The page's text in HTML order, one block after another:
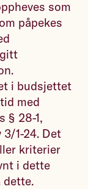
som
påpekes
i budsjettet
med
§ 28-1,
1-24. Det
kriterier
i dette
dette.